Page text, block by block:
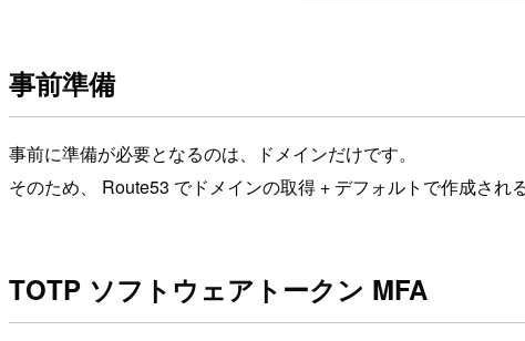
事前準備
事前に準備が必要となるのは、ドメインだけです。
そのため、 Route53 でドメインの取得 + デフォルトで作成され
TOTP ソフトウェアトークン MFA